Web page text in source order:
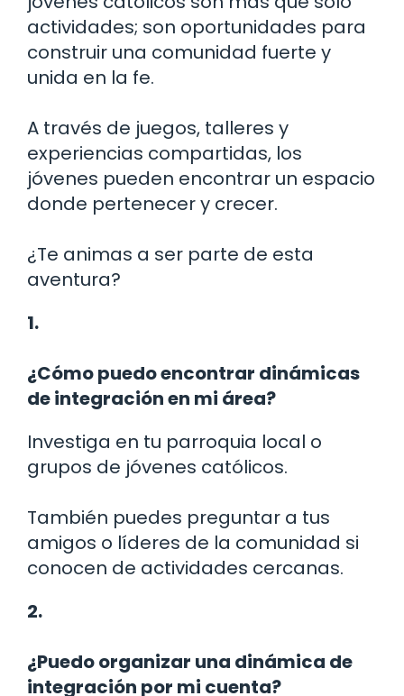
actividades; son oportunidades para
construir una comunidad fuerte y
unida en la fe.
A través de juegos, talleres y
experiencias compartidas, los
jóvenes pueden encontrar un espacio
donde pertenecer y crecer.
¿Te animas a ser parte de esta
aventura?
1.
¿Cómo puedo encontrar dinámicas
de integración en mi área?
Investiga en tu parroquia local o
grupos de jóvenes católicos.
También puedes preguntar a tus
amigos o líderes de la comunidad si
conocen de actividades cercanas.
2.
¿Puedo organizar una dinámica de
integración por mi cuenta?